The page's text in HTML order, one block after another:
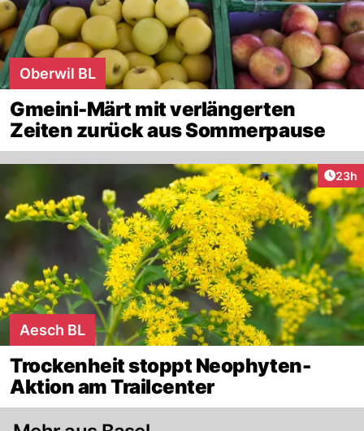
Oberwil BL
Gmeini-Märt mit verlängerten
Zeiten zurück aus Sommerpause
23h
Aesch BL
Trockenheit stoppt Neophyten-
Aktion am Trailcenter